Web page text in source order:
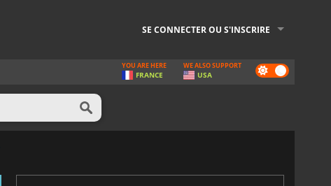
SE CONNECTER OU S'INSCRIRE
Dark
mode
YOU ARE HERE
FRANCE
WE ALSO SUPPORT
USA